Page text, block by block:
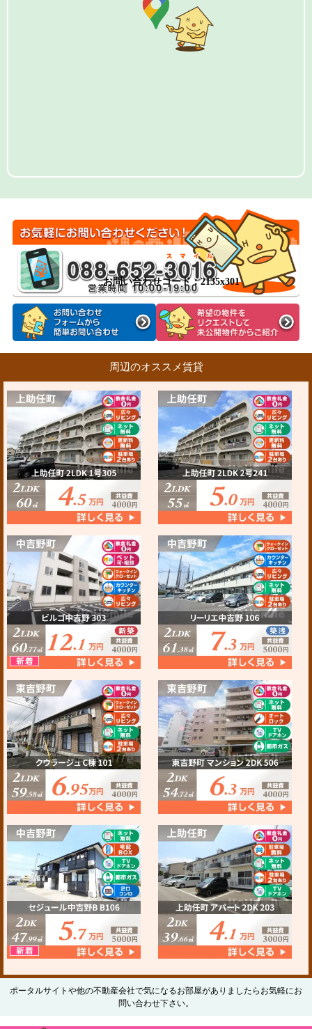
お問い合わせコード：2135x301
周辺のオススメ賃貸
ポータルサイトや他の不動産会社で気になるお部屋がありましたらお気軽にお
問い合わせ下さい。